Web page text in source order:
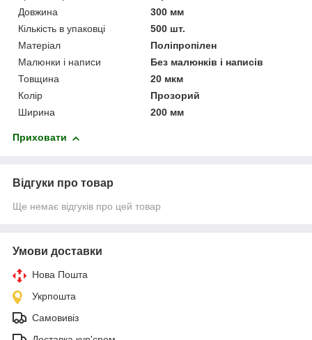
Довжина
300 мм
Кількість в упаковці
500 шт.
Матеріал
Поліпропілен
Малюнки і написи
Без малюнків і написів
Товщина
20 мкм
Колір
Прозорий
Ширина
200 мм
Приховати
Відгуки про товар
Ще немає відгуків про цей товар
Умови доставки
Нова Пошта
Укрпошта
Самовивіз